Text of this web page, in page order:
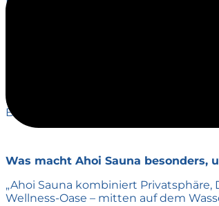
investiert, mit anderen
Beharrlichkeit und norddeutschem
Was macht Ahoi Sauna besonders,
„Ahoi Sauna kombiniert
Wellness-Oase – mitten auf dem